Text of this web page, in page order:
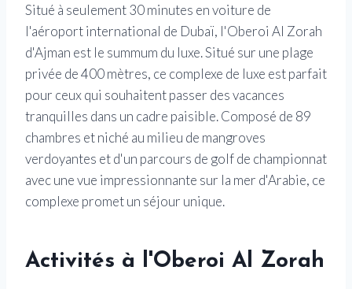
Situé à seulement 30 minutes en voiture de
l'aéroport international de Dubaï, l'Oberoi Al Zorah
d'Ajman est le summum du luxe. Situé sur une plage
privée de 400 mètres, ce complexe de luxe est parfait
pour ceux qui souhaitent passer des vacances
tranquilles dans un cadre paisible. Composé de 89
chambres et niché au milieu de mangroves
verdoyantes et d'un parcours de golf de championnat
avec une vue impressionnante sur la mer d'Arabie, ce
complexe promet un séjour unique.
Activités à l'Oberoi Al Zorah